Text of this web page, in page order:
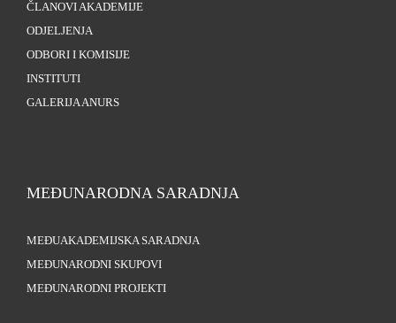
ČLANOVI AKADEMIJE
ODJELJENJA
ODBORI I KOMISIJE
INSTITUTI
GALERIJA ANURS
MEĐUNARODNA SARADNJA
MEĐUAKADEMIJSKA SARADNJA
MEĐUNARODNI SKUPOVI
MEĐUNARODNI PROJEKTI